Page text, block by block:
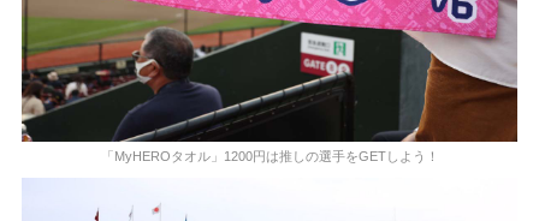
「MyHEROタオル」1200円は推しの選手をGETしよう！